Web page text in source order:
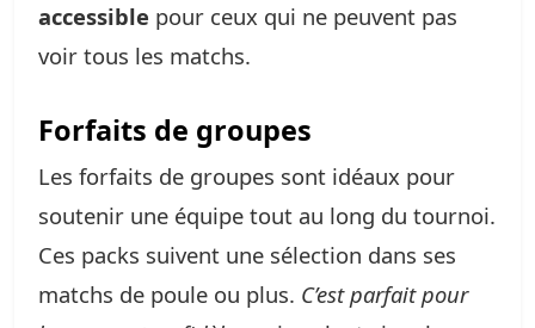
accessible pour ceux qui ne peuvent pas
voir tous les matchs.
Forfaits de groupes
Les forfaits de groupes sont idéaux pour
soutenir une équipe tout au long du tournoi.
Ces packs suivent une sélection dans ses
matchs de poule ou plus. C’est parfait pour